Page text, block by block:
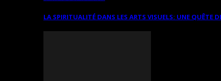
LA SPIRITUALITÉ DANS LES ARTS VISUELS: UNE QUÊTE